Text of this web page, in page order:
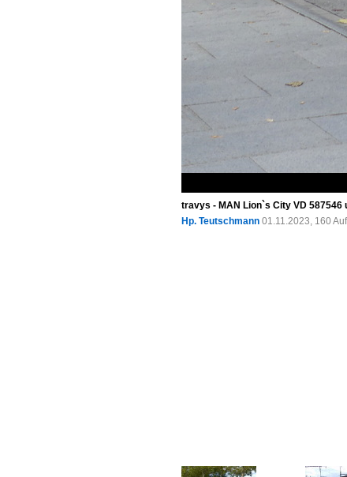
travys - MAN Lion`s City VD
Hp. Teutschmann 01.11.2023, 160